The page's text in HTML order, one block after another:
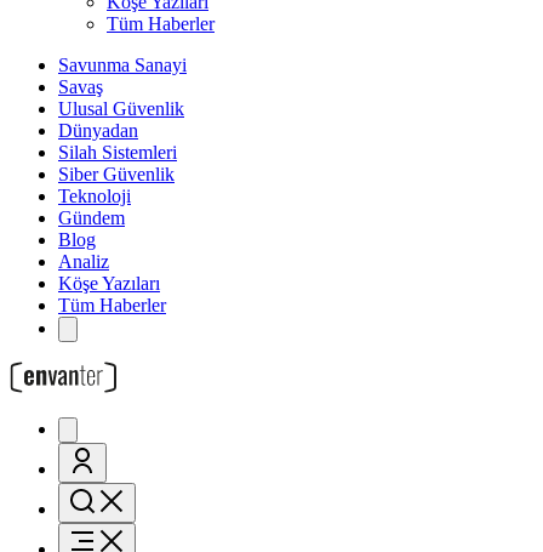
Tüm Haberler
Savunma Sanayi
Savaş
Ulusal Güvenlik
Dünyadan
Silah Sistemleri
Siber Güvenlik
Teknoloji
Gündem
Blog
Analiz
Köşe Yazıları
Tüm Haberler